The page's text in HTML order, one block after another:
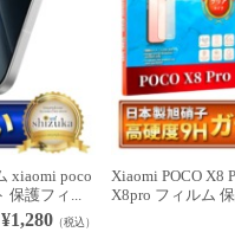
xiaomi poco
護フィ...
¥1,280（税込）
Xiaomi POCO X8
X8pro フィルム